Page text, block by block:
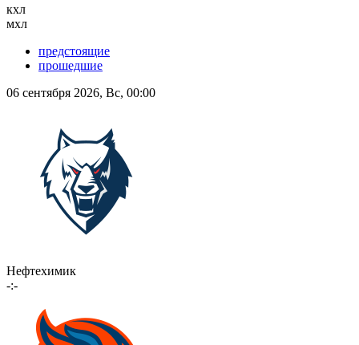
кхл
мхл
предстоящие
прошедшие
06 сентября 2026, Вс, 00:00
Нефтехимик
-:-